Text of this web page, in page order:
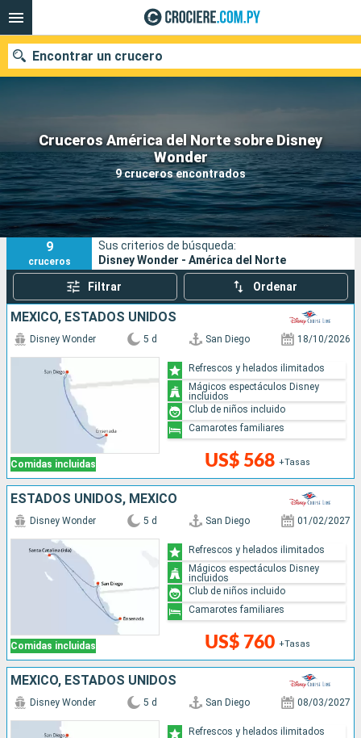
Cruceros América del Norte sobre Disney
Wonder
9 cruceros encontrados
Encontrar un crucero
Nuestros destinos
Fecha de salida
Puertos Compañías
Buscar
9
cruceros
Sus criterios de búsqueda:
Disney Wonder - América del Norte
Filtrar Ordenar
MÉXICO, ESTADOS UNIDOS
Comidas incluidas
Disney Wonder 5 d San Diego 18/10/2026
US$ 568 +Tasas
Refrescos y helados ilimitados
Mágicos espectáculos Disney
incluidos
Club de niños incluido
Camarotes familiares
ESTADOS UNIDOS, MÉXICO
Comidas incluidas
Disney Wonder 5 d San Diego 01/02/2027
US$ 760 +Tasas
Refrescos y helados ilimitados
Mágicos espectáculos Disney
incluidos
Club de niños incluido
Camarotes familiares
MÉXICO, ESTADOS UNIDOS
Disney Wonder 5 d San Diego 08/03/2027
Refrescos y helados ilimitados